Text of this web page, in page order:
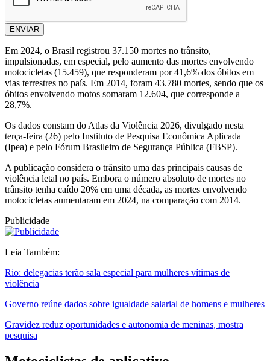
ENVIAR
Em 2024, o Brasil registrou 37.150 mortes no trânsito,
impulsionadas, em especial, pelo aumento das mortes envolvendo
motocicletas (15.459), que responderam por 41,6% dos óbitos em
vias terrestres no país. Em 2014, foram 43.780 mortes, sendo que os
óbitos envolvendo motos somaram 12.604, que corresponde a
28,7%.
Os dados constam do Atlas da Violência 2026, divulgado nesta
terça-feira (26) pelo Instituto de Pesquisa Econômica Aplicada
(Ipea) e pelo Fórum Brasileiro de Segurança Pública (FBSP).
A publicação considera o trânsito uma das principais causas de
violência letal no país. Embora o número absoluto de mortes no
trânsito tenha caído 20% em uma década, as mortes envolvendo
motocicletas aumentaram em 2024, na comparação com 2014.
Publicidade
Leia Também:
Rio: delegacias terão sala especial para mulheres vítimas de
violência
Governo reúne dados sobre igualdade salarial de homens e mulheres
Gravidez reduz oportunidades e autonomia de meninas, mostra
pesquisa